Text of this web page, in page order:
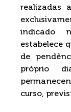
realizadas
indicado
estabelece
de
próprio
curso,